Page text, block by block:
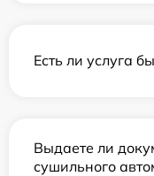
Есть ли услуга
Выдаете ли
сушильного